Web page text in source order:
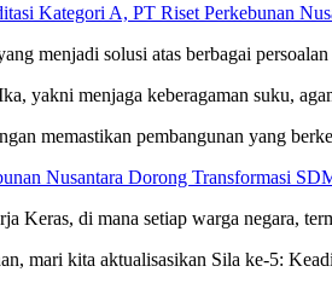
Kategori A, PT Riset Perkebunan
menjadi solusi atas berbagai persoalan
yakni menjaga keberagaman suku,
memastikan pembangunan yang
Nusantara Dorong Transformasi
Keras, di mana setiap warga negara,
mari kita aktualisasikan Sila ke-5: